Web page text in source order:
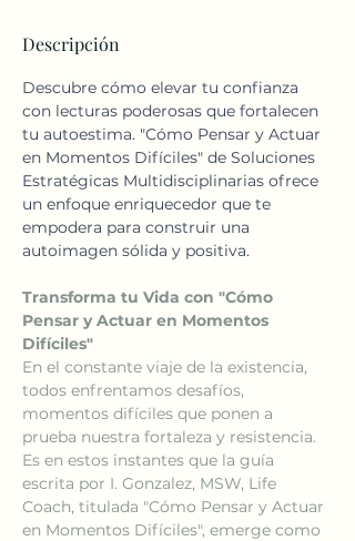
Descripción
Descubre cómo elevar tu confianza
con lecturas poderosas que fortalecen
tu autoestima. "Cómo Pensar y Actuar
en Momentos Difíciles" de Soluciones
Estratégicas Multidisciplinarias ofrece
un enfoque enriquecedor que te
empodera para construir una
autoimagen sólida y positiva.
Transforma tu Vida con "Cómo
Pensar y Actuar en Momentos
Difíciles"
En el constante viaje de la existencia,
todos enfrentamos desafíos,
momentos difíciles que ponen a
prueba nuestra fortaleza y resistencia.
Es en estos instantes que la guía
escrita por I. Gonzalez, MSW, Life
Coach, titulada "Cómo Pensar y Actuar
en Momentos Difíciles", emerge como